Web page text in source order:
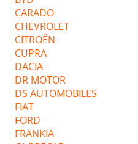
CARADO
CHEVROLET
CITROËN
CUPRA
DACIA
DR MOTOR
DS AUTOMOBILES
FIAT
FORD
FRANKIA